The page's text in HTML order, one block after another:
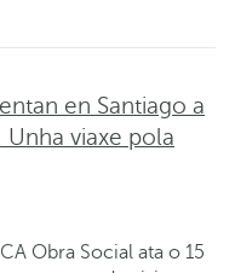
en Santiago a
Unha viaxe pola
Obra Social ata o 15